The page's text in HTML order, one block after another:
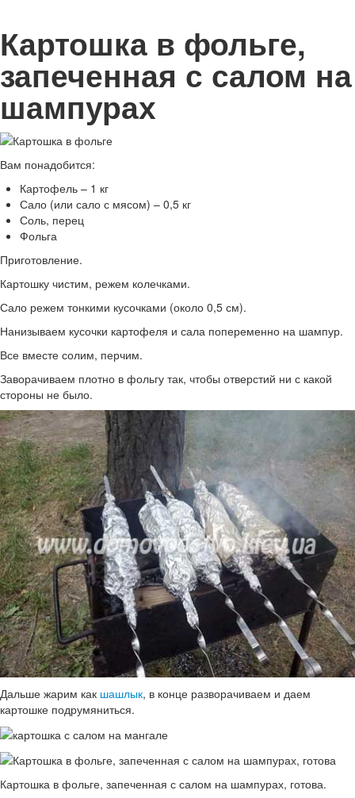
Картошка в фольге,
запеченная с салом на
шампурах
Вам понадобится:
Картофель – 1 кг
Сало (или сало с мясом) – 0,5 кг
Соль, перец
Фольга
Приготовление.
Картошку чистим, режем колечками.
Сало режем тонкими кусочками (около 0,5 см).
Нанизываем кусочки картофеля и сала попеременно на шампур.
Все вместе солим, перчим.
Заворачиваем плотно в фольгу так, чтобы отверстий ни с какой
стороны не было.
Дальше жарим как шашлык, в конце разворачиваем и даем
картошке подрумяниться.
Картошка в фольге, запеченная с салом на шампурах, готова.